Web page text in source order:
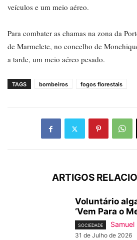
veículos e um meio aéreo.
Para combater as chamas na zona da
de Marmelete, no concelho de
a tarde, um meio aéreo pesado.
TAGS bombeiros fogos florestais
ARTIGOS
Voluntário
‘Vem Para o
SOCIEDADE Samuel
31 de Julho de 2026